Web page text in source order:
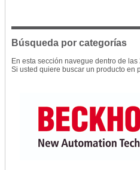
Búsqueda por categorías
En esta sección navegue dentro de
Si usted quiere buscar un producto en